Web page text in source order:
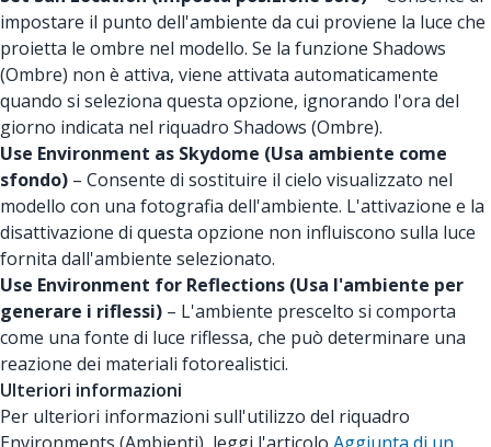
impostare il punto dell'ambiente da cui proviene la luce che
proietta le ombre nel modello. Se la funzione Shadows
(Ombre) non è attiva, viene attivata automaticamente
quando si seleziona questa opzione, ignorando l'ora del
giorno indicata nel riquadro Shadows (Ombre).
Use Environment as Skydome (Usa ambiente come
sfondo) – Consente di sostituire il cielo visualizzato nel
modello con una fotografia dell'ambiente. L'attivazione e la
disattivazione di questa opzione non influiscono sulla luce
fornita dall'ambiente selezionato.
Use Environment for Reflections (Usa l'ambiente per
generare i riflessi) – L'ambiente prescelto si comporta
come una fonte di luce riflessa, che può determinare una
reazione dei materiali fotorealistici.
Ulteriori informazioni
Per ulteriori informazioni sull'utilizzo del riquadro